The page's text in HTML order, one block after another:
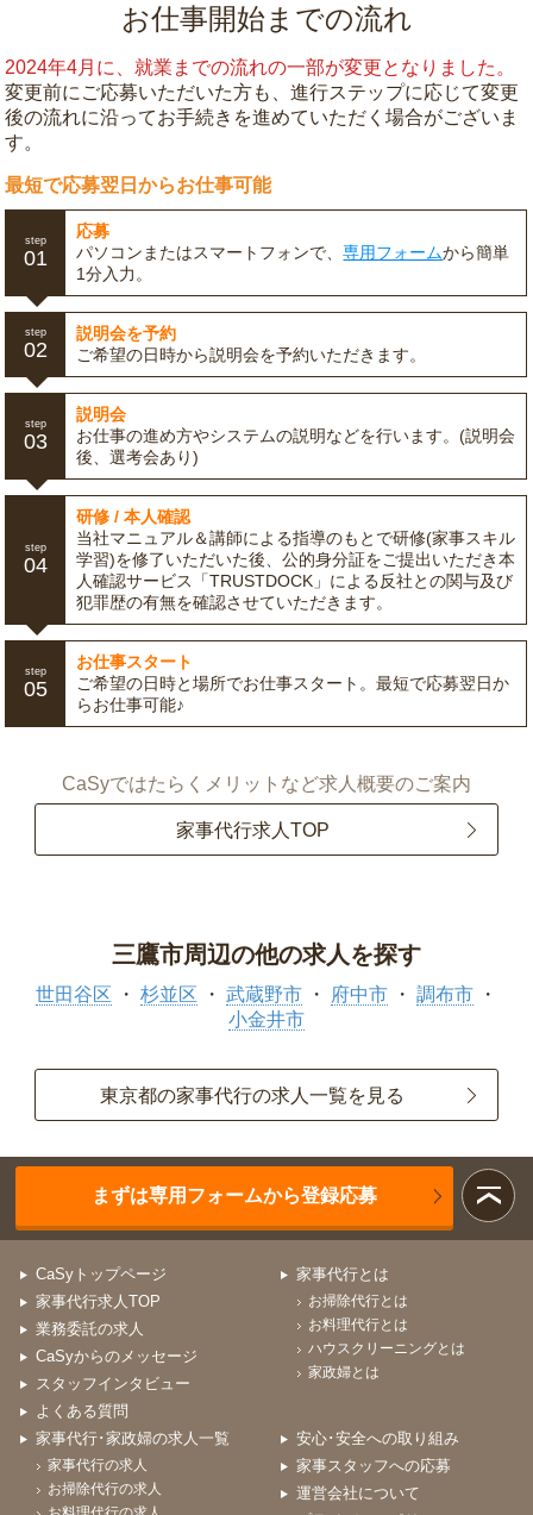
お仕事開始までの流れ
2024年4月に、就業までの流れの一部が変更となりました。
変更前にご応募いただいた方も、進行ステップに応じて変更
後の流れに沿ってお手続きを進めていただく場合がございま
す。
最短で応募翌日からお仕事可能
step
01
応募
パソコンまたはスマートフォンで、専用フォームから簡単
1分入力。
step
02
説明会を予約
ご希望の日時から説明会を予約いただきます。
step
03
説明会
お仕事の進め方やシステムの説明などを行います。(説明会
後、選考会あり)
step
04
研修 / 本人確認
当社マニュアル＆講師による指導のもとで研修(家事スキル
学習)を修了いただいた後、公的身分証をご提出いただき本
人確認サービス「TRUSTDOCK」による反社との関与及び
犯罪歴の有無を確認させていただきます。
step
05
お仕事スタート
ご希望の日時と場所でお仕事スタート。最短で応募翌日か
らお仕事可能♪
CaSyではたらくメリットなど求人概要のご案内
家事代行求人TOP
三鷹市周辺の他の求人を探す
世田谷区 杉並区 武蔵野市 府中市
調布市
小金井市
東京都の家事代行の求人一覧を見る
まずは専用フォームから登録応募
CaSyトップページ
家事代行求人TOP
業務委託の求人
CaSyからのメッセージ
スタッフインタビュー
よくある質問
家事代行とは
お掃除代行とは
お料理代行とは
ハウスクリーニングとは
家政婦とは
家事代行･家政婦の求人一覧
家事代行の求人
お掃除代行の求人
安心･安全への取り組み
家事スタッフへの応募
運営会社について